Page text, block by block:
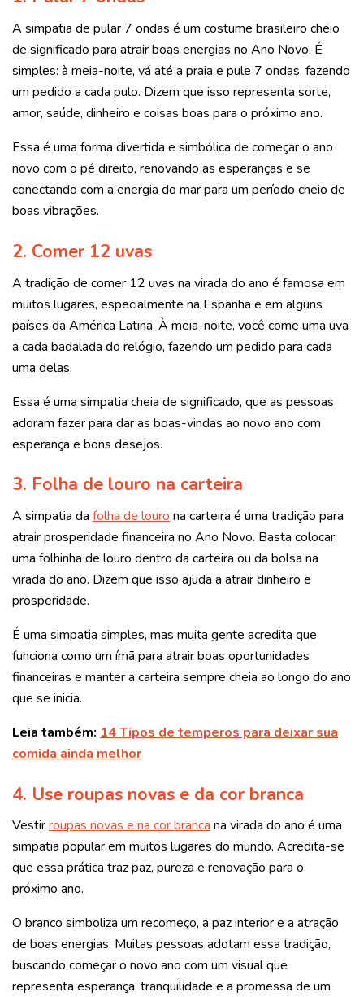
A simpatia de pular 7 ondas é um costume brasileiro cheio
de significado para atrair boas energias no Ano Novo. É
simples: à meia-noite, vá até a praia e pule 7 ondas, fazendo
um pedido a cada pulo. Dizem que isso representa sorte,
amor, saúde, dinheiro e coisas boas para o próximo ano.
Essa é uma forma divertida e simbólica de começar o ano
novo com o pé direito, renovando as esperanças e se
conectando com a energia do mar para um período cheio de
boas vibrações.
2. Comer 12 uvas
A tradição de comer 12 uvas na virada do ano é famosa em
muitos lugares, especialmente na Espanha e em alguns
países da América Latina. À meia-noite, você come uma uva
a cada badalada do relógio, fazendo um pedido para cada
uma delas.
Essa é uma simpatia cheia de significado, que as pessoas
adoram fazer para dar as boas-vindas ao novo ano com
esperança e bons desejos.
3. Folha de louro na carteira
A simpatia da folha de louro na carteira é uma tradição para
atrair prosperidade financeira no Ano Novo. Basta colocar
uma folhinha de louro dentro da carteira ou da bolsa na
virada do ano. Dizem que isso ajuda a atrair dinheiro e
prosperidade.
É uma simpatia simples, mas muita gente acredita que
funciona como um ímã para atrair boas oportunidades
financeiras e manter a carteira sempre cheia ao longo do ano
que se inicia.
Leia também: 14 Tipos de temperos para deixar sua
comida ainda melhor
4. Use roupas novas e da cor branca
Vestirroupas novas e na cor branca na virada do ano é uma
simpatia popular em muitos lugares do mundo. Acredita-se
que essa prática traz paz, pureza e renovação para o
próximo ano.
O branco simboliza um recomeço, a paz interior e a atração
de boas energias. Muitas pessoas adotam essa tradição,
buscando começar o novo ano com um visual que
representa esperança, tranquilidade e a promessa de um